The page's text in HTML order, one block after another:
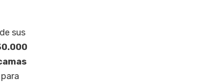
sus